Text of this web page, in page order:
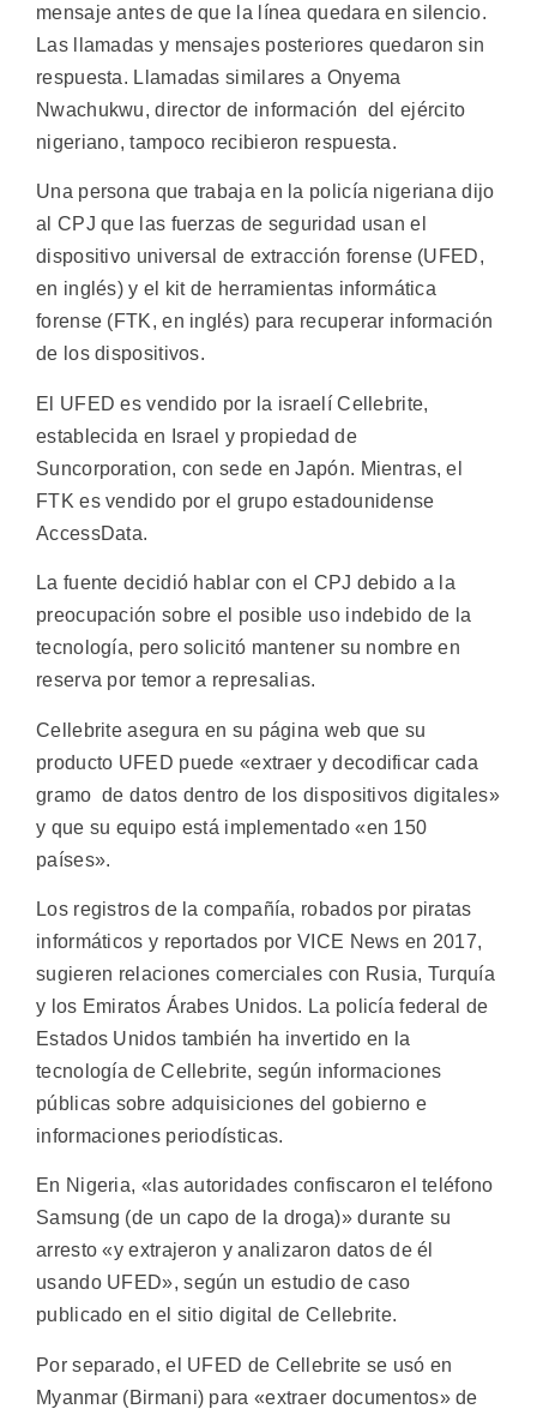
mensaje antes de que la línea quedara en silencio.
Las llamadas y mensajes posteriores quedaron sin
respuesta. Llamadas similares a Onyema
Nwachukwu, director de información del ejército
nigeriano, tampoco recibieron respuesta.
Una persona que trabaja en la policía nigeriana dijo
al CPJ que las fuerzas de seguridad usan el
dispositivo universal de extracción forense (UFED,
en inglés) y el kit de herramientas informática
forense (FTK, en inglés) para recuperar información
de los dispositivos.
El UFED es vendido por la israelí Cellebrite,
establecida en Israel y propiedad de
Suncorporation, con sede en Japón. Mientras, el
FTK es vendido por el grupo estadounidense
AccessData.
La fuente decidió hablar con el CPJ debido a la
preocupación sobre el posible uso indebido de la
tecnología, pero solicitó mantener su nombre en
reserva por temor a represalias.
Cellebrite asegura en su página web que su
producto UFED puede «extraer y decodificar cada
gramo de datos dentro de los dispositivos digitales»
y que su equipo está implementado «en 150
países».
Los registros de la compañía, robados por piratas
informáticos y reportados por VICE News en 2017,
sugieren relaciones comerciales con Rusia, Turquía
y los Emiratos Árabes Unidos. La policía federal de
Estados Unidos también ha invertido en la
tecnología de Cellebrite, según informaciones
públicas sobre adquisiciones del gobierno e
informaciones periodísticas.
En Nigeria, «las autoridades confiscaron el teléfono
Samsung (de un capo de la droga)» durante su
arresto «y extrajeron y analizaron datos de él
usando UFED», según un estudio de caso
publicado en el sitio digital de Cellebrite.
Por separado, el UFED de Cellebrite se usó en
Myanmar (Birmani) para «extraer documentos» de